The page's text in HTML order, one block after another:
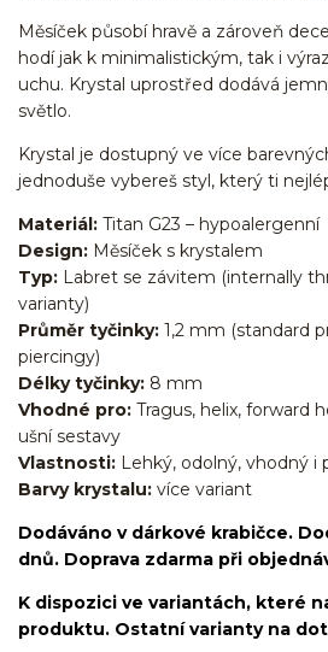
Měsíček působí hravě a zároveň
hodí jak k minimalistickým, tak i
uchu. Krystal uprostřed dodává
světlo.
Krystal je dostupný ve více
jednoduše vybereš styl, který ti
Materiál: Titan G23 – hypoalergenní
Design: Měsíček s krystalem
Typ: Labret se závitem (internally
varianty)
Průměr tyčinky: 1,2 mm (standard
piercingy)
Délky tyčinky: 8 mm
Vhodné pro: Tragus, helix, forward
ušní sestavy
Vlastnosti: Lehký, odolný, vhodný i
Barvy krystalu: více variant
Dodáváno v dárkové krabičce.
dnů. Doprava zdarma při
K dispozici ve variantách, které
produktu. Ostatní varianty na